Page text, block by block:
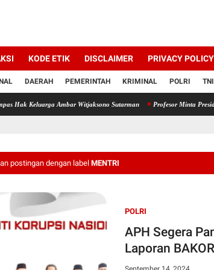
KODE ETIK DISCLAIMER PRIVACY POLICY
DAERAH PEMERINTAH KRIMINAL POLRI TNI
Ambar Witjaksono Sutarman Profesor Minta Presiden RI
postingan dengan label MENTRI
POLRI
APH Segera
Laporan